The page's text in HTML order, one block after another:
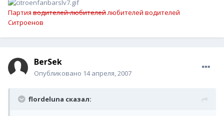
Партия водителей-любителейлюбителей водителей
Ситроенов
BerSek
Опубликовано 14 апреля, 2007
flordeluna сказал: